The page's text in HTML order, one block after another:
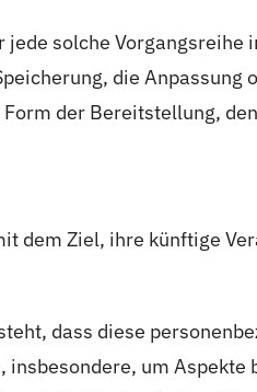
solche Vorgangsreihe
die Anpassung
der Bereitstellung,
dem Ziel, ihre künftige
dass diese
um